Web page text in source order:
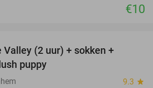
€10
Valley (2 uur) + sokken +
puppy
9.3 star